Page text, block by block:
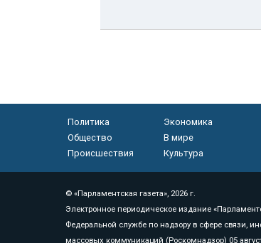
Политика
Экономика
Общество
В мире
Происшествия
Культура
© «Парламентская газета», 2026 г.
Электронное периодическое издание
Федеральной службе по надзору в сфере связи,
массовых коммуникаций (Роскомнадзор) 05